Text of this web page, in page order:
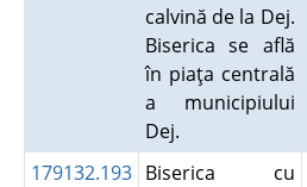
calvină de la Dej.
Biserica se află
în piaţa centrală
a municipiului
Dej.
179132.193 Biserica cu